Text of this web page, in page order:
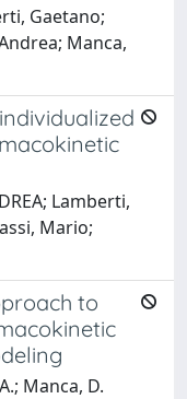
Gaetano;
Manca,
Lamberti,
Mario;
to
Manca, D.